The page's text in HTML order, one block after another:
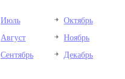
Июль
Август
Сентябрь
Октябрь
Ноябрь
Декабрь